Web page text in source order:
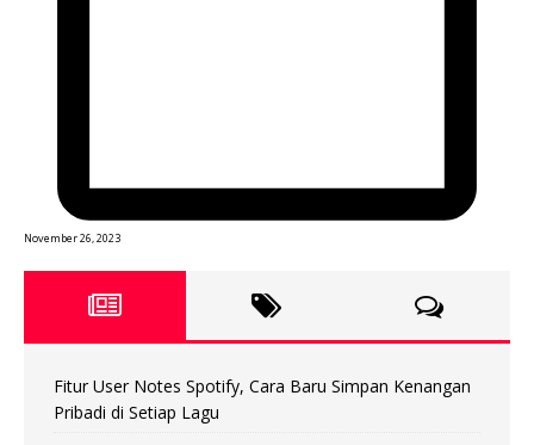
November 26, 2023
Fitur User Notes Spotify, Cara Baru Simpan Kenangan
Pribadi di Setiap Lagu